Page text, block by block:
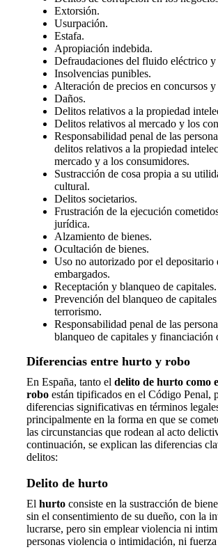
Extorsión.
Usurpación.
Estafa.
Apropiación indebida.
Defraudaciones del fluido eléctrico y
Insolvencias punibles.
Alteración de precios en concursos y
Daños.
Delitos relativos a la propiedad
Delitos relativos al mercado y los
Responsabilidad penal de las
delitos relativos a la propiedad
mercado y a los consumidores.
Sustracción de cosa propia a su
cultural.
Delitos societarios.
Frustración de la ejecución
jurídica.
Alzamiento de bienes.
Ocultación de bienes.
Uso no autorizado por el depositario
embargados.
Receptación y blanqueo de capitales.
Prevención del blanqueo de
terrorismo.
Responsabilidad penal de las
blanqueo de capitales y financiación
Diferencias entre hurto y robo
En España, tanto el delito de hurto como
robo están tipificados en el Código Penal,
diferencias significativas en términos
principalmente en la forma en que se
las circunstancias que rodean al acto
continuación, se explican las diferencias
delitos:
Delito de hurto
El hurto consiste en la sustracción de
sin el consentimiento de su dueño, con la
lucrarse, pero sin emplear violencia ni
personas violencia o intimidación, ni fuerza